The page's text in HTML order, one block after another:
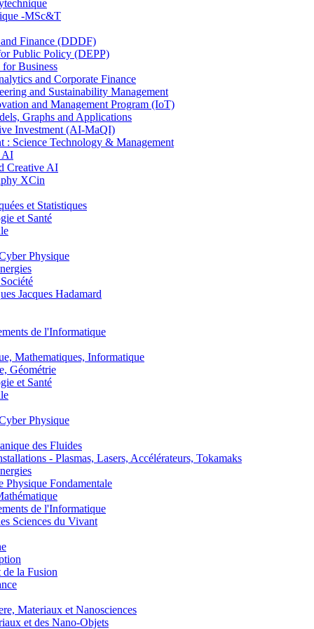
-MSc&T
Finance (DDDF)
Public Policy (DEPP)
Business
and Corporate Finance
and Sustainability Management
and Management Program (IoT)
Graphs and Applications
Investment (AI-MaQI)
Science Technology & Management
AI
Creative AI
XCin
et Statistiques
et Santé
Physique
Jacques Hadamard
de l'Informatique
Mathematiques, Informatique
Géométrie
et Santé
Physique
des Fluides
- Plasmas, Lasers, Accélérateurs, Tokamaks
Fondamentale
de l'Informatique
Sciences du Vivant
de la Fusion
Materiaux et Nanosciences
et des Nano-Objets